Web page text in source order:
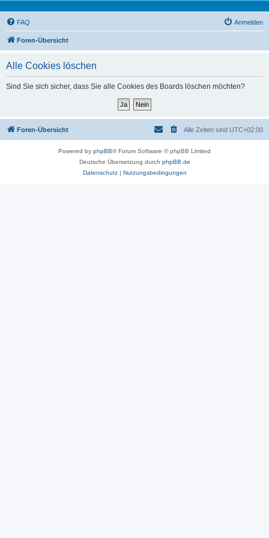
FAQ Anmelden
Foren-Übersicht
Alle Cookies löschen
Sind Sie sich sicher, dass Sie alle Cookies des Boards löschen möchten?
Foren-Übersicht Alle Zeiten sind UTC+02:00
Powered by phpBB® Forum Software © phpBB Limited
Deutsche Übersetzung durch phpBB.de
Datenschutz| Nutzungsbedingungen